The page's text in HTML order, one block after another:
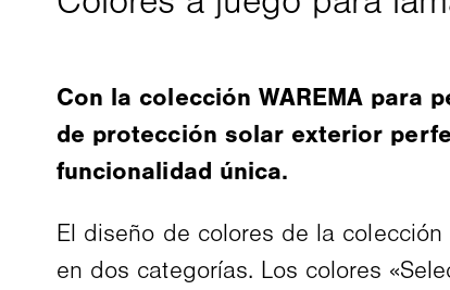
Con la colección WAREMA para
de protección solar exterior
funcionalidad única.
El diseño de colores de la colección
en dos categorías. Los colores